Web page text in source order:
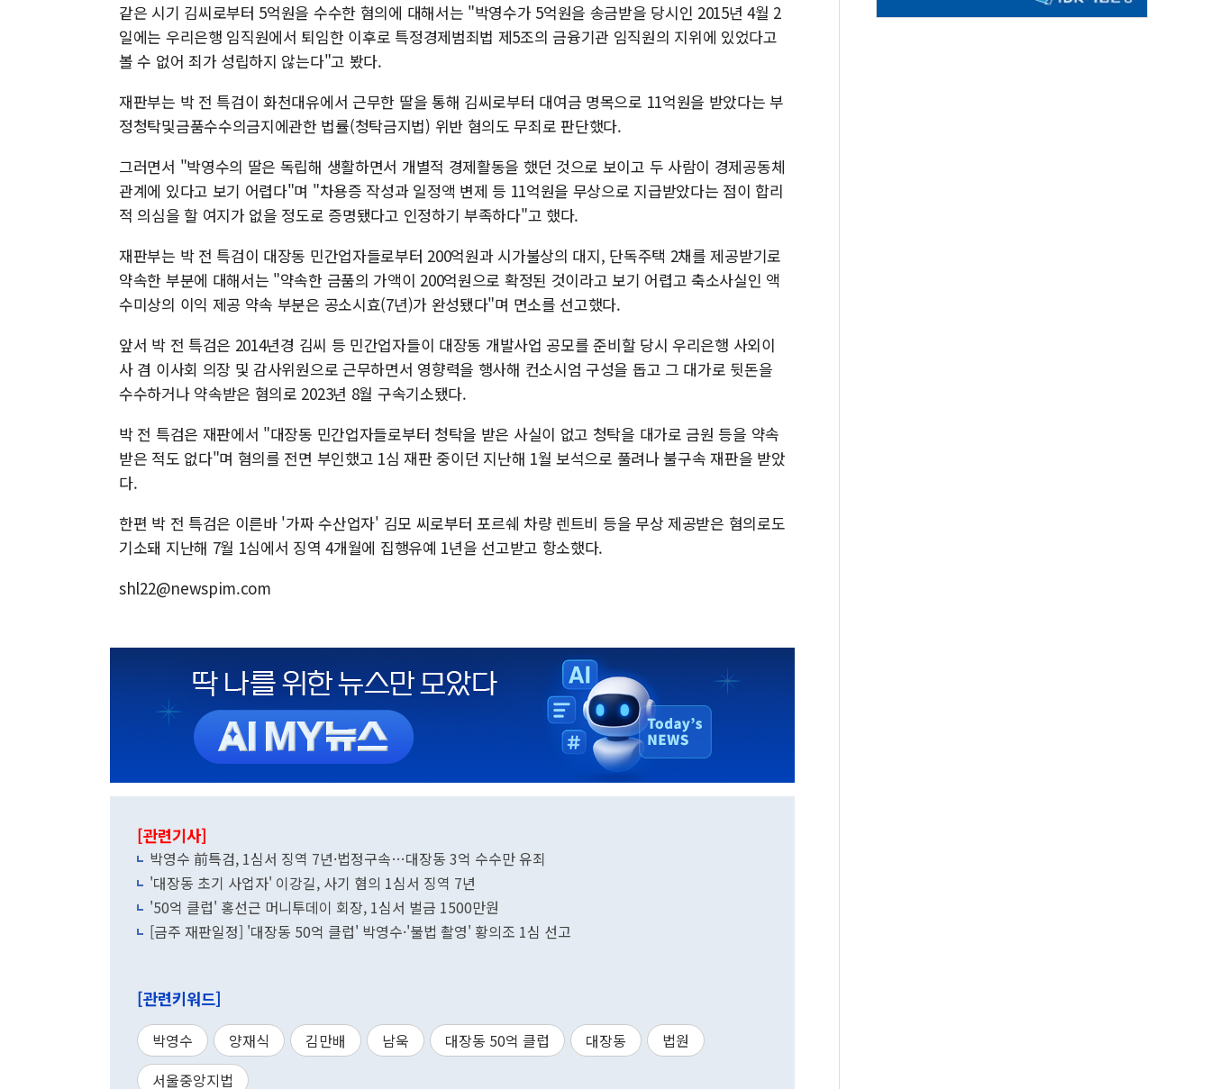
같은 시기 김씨로부터 5억원을 수수한 혐의에 대해서는 "박영수가 5억원을 송금받을 당시인 2015년 4월 2
일에는 우리은행 임직원에서 퇴임한 이후로 특정경제범죄법 제5조의 금융기관 임직원의 지위에 있었다고
볼 수 없어 죄가 성립하지 않는다"고 봤다.
재판부는 박 전 특검이 화천대유에서 근무한 딸을 통해 김씨로부터 대여금 명목으로 11억원을 받았다는 부
정청탁및금품수수의금지에관한 법률(청탁금지법) 위반 혐의도 무죄로 판단했다.
그러면서 "박영수의 딸은 독립해 생활하면서 개별적 경제활동을 했던 것으로 보이고 두 사람이 경제공동체
관계에 있다고 보기 어렵다"며 "차용증 작성과 일정액 변제 등 11억원을 무상으로 지급받았다는 점이 합리
적 의심을 할 여지가 없을 정도로 증명됐다고 인정하기 부족하다"고 했다.
재판부는 박 전 특검이 대장동 민간업자들로부터 200억원과 시가불상의 대지, 단독주택 2채를 제공받기로
약속한 부분에 대해서는 "약속한 금품의 가액이 200억원으로 확정된 것이라고 보기 어렵고 축소사실인 액
수미상의 이익 제공 약속 부분은 공소시효(7년)가 완성됐다"며 면소를 선고했다.
앞서 박 전 특검은 2014년경 김씨 등 민간업자들이 대장동 개발사업 공모를 준비할 당시 우리은행 사외이
사 겸 이사회 의장 및 감사위원으로 근무하면서 영향력을 행사해 컨소시엄 구성을 돕고 그 대가로 뒷돈을
수수하거나 약속받은 혐의로 2023년 8월 구속기소됐다.
박 전 특검은 재판에서 "대장동 민간업자들로부터 청탁을 받은 사실이 없고 청탁을 대가로 금원 등을 약속
받은 적도 없다"며 혐의를 전면 부인했고 1심 재판 중이던 지난해 1월 보석으로 풀려나 불구속 재판을 받았
다.
한편 박 전 특검은 이른바 '가짜 수산업자' 김모 씨로부터 포르쉐 차량 렌트비 등을 무상 제공받은 혐의로도
기소돼 지난해 7월 1심에서 징역 4개월에 집행유예 1년을 선고받고 항소했다.
shl22@newspim.com
[관련기사]
박영수 前특검, 1심서 징역 7년·법정구속…대장동 3억 수수만 유죄
'대장동 초기 사업자' 이강길, 사기 혐의 1심서 징역 7년
'50억 클럽' 홍선근 머니투데이 회장, 1심서 벌금 1500만원
[금주 재판일정] '대장동 50억 클럽' 박영수·'불법 촬영' 황의조 1심 선고
[관련키워드]
박영수 양재식 김만배 남욱 대장동 50억 클럽 대장동
법원
서울중앙지법